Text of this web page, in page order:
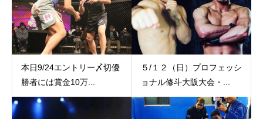
本日9/24エントリー〆切優
勝者には賞金10万...
５/１２（日）プロフェッシ
ョナル修斗大阪大会・...